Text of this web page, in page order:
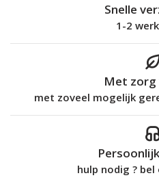
Snelle
1-2
Met zorg
met zoveel mogelijk
hulp nodig ?